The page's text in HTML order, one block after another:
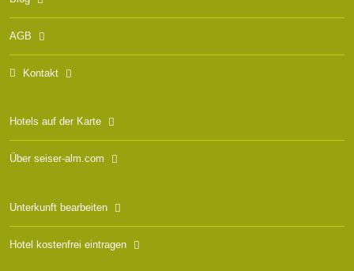
AGB
Kontakt
Hotels auf der Karte
Über seiser-alm.com
Unterkunft bearbeiten
Hotel kostenfrei eintragen